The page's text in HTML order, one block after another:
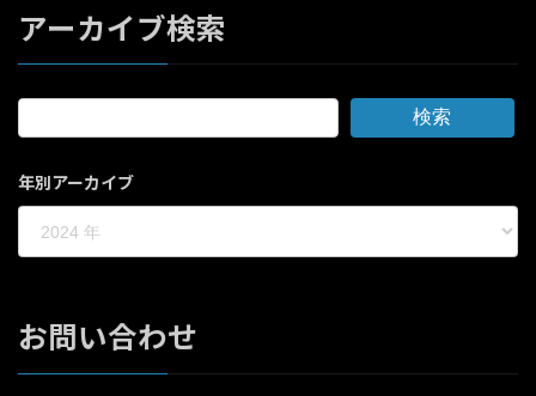
アーカイブ検索
検索
年別アーカイブ
お問い合わせ